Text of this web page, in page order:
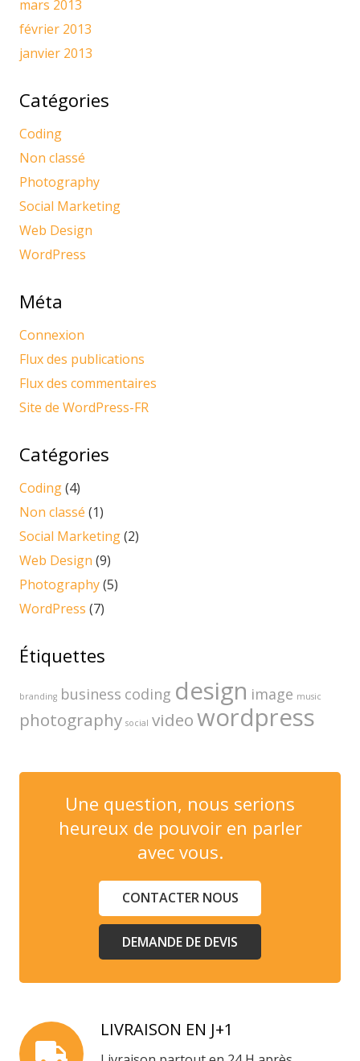
mars 2013
février 2013
janvier 2013
Catégories
Coding
Non classé
Photography
Social Marketing
Web Design
WordPress
Méta
Connexion
Flux des publications
Flux des commentaires
Site de WordPress-FR
Catégories
Coding(4)
Non classé (1)
Social Marketing(2)
Web Design (9)
Photography(5)
WordPress (7)
Étiquettes
branding business coding design image music
photography social videowordpress
Une question, nous serions
heureux de pouvoir en parler
avec vous.
CONTACTER NOUS
DEMANDE DE DEVIS
LIVRAISON EN J+1